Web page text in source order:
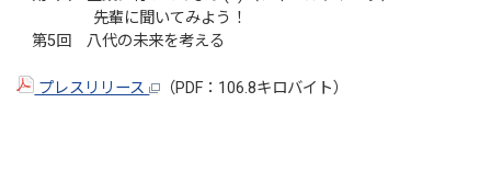
先輩に聞いてみよう！
第5回 八代の未来を考える
プレスリリース （PDF：106.8キロバイト）